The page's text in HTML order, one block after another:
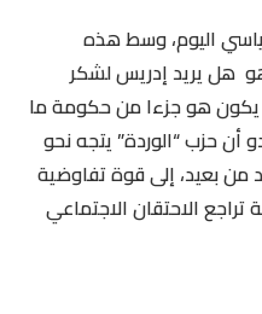
اليوم، وسط هذه
هل يريد إدريس لشكر
يكون هو جزءا من حكومة ما
أن حزب “الوردة” يتجه نحو
من بعيد، إلى قوة تفاوضية
تراجع الاحتقان الاجتماعي